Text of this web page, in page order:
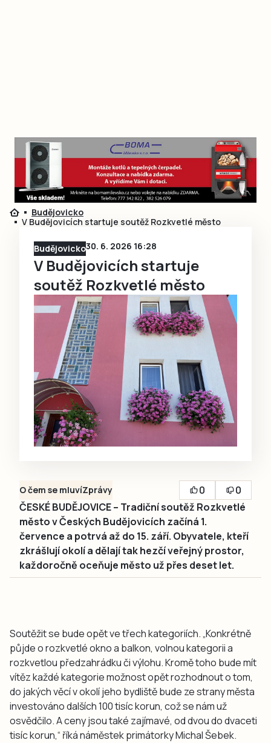
Budějovicko
V Budějovicích startuje soutěž Rozkvetlé město
Budějovicko30. 6. 2026 16:28
V Budějovicích startuje
soutěž Rozkvetlé město
O čem se mluvíZprávy 0
0
ČESKÉ BUDĚJOVICE – Tradiční soutěž Rozkvetlé
město v Českých Budějovicích začíná 1.
července a potrvá až do 15. září. Obyvatele, kteří
zkrášlují okolí a dělají tak hezčí veřejný prostor,
každoročně oceňuje město už přes deset let.
Soutěžit se bude opět ve třech kategoriích. „Konkrétně
půjde o rozkvetlé okno a balkon, volnou kategorii a
rozkvetlou předzahrádku či výlohu. Kromě toho bude mít
vítěz každé kategorie možnost opět rozhodnout o tom,
do jakých věcí v okolí jeho bydliště bude ze strany města
investováno dalších 100 tisíc korun, což se nám už
osvědčilo. A ceny jsou také zajímavé, od dvou do dvaceti
tisíc korun,“ říká náměstek primátorky Michal Šebek.